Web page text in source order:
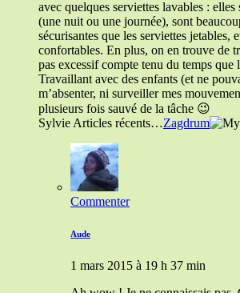
avec quelques serviettes lavables : elles
(une nuit ou une journée), sont
sécurisantes que les serviettes jetables,
confortables. En plus, on en trouve de
pas excessif compte tenu du temps que
Travaillant avec des enfants (et ne
m’absenter, ni surveiller mes
plusieurs fois sauvé de la tâche 😉
Sylvie Articles récents…Zagdrum
Commenter
Aude
1 mars 2015 à 19 h 37 min